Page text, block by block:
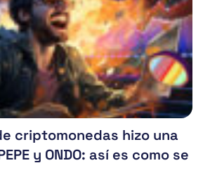
criptomonedas hizo una
y ONDO: así es como se